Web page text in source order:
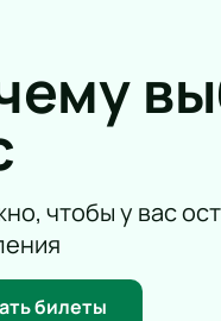
чтобы у вас
билеты